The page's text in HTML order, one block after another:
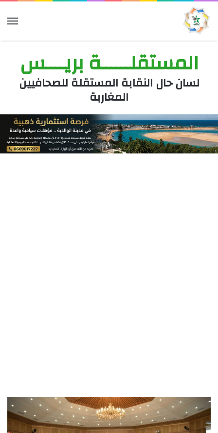
المستقلــــــة بريــــس
لسان حال النقابة المستقلة للصحافيين
المغاربة